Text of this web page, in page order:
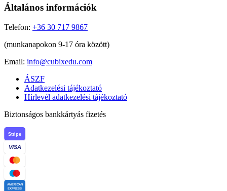
Általános információk
Telefon: +36 30 717 9867
(munkanapokon 9-17 óra között)
Email: info@cubixedu.com
ÁSZF
Adatkezelési tájékoztató
Hírlevél adatkezelési tájékoztató
Biztonságos bankkártyás fizetés
Stripe
VISA
AMERICAN
EXPRESS